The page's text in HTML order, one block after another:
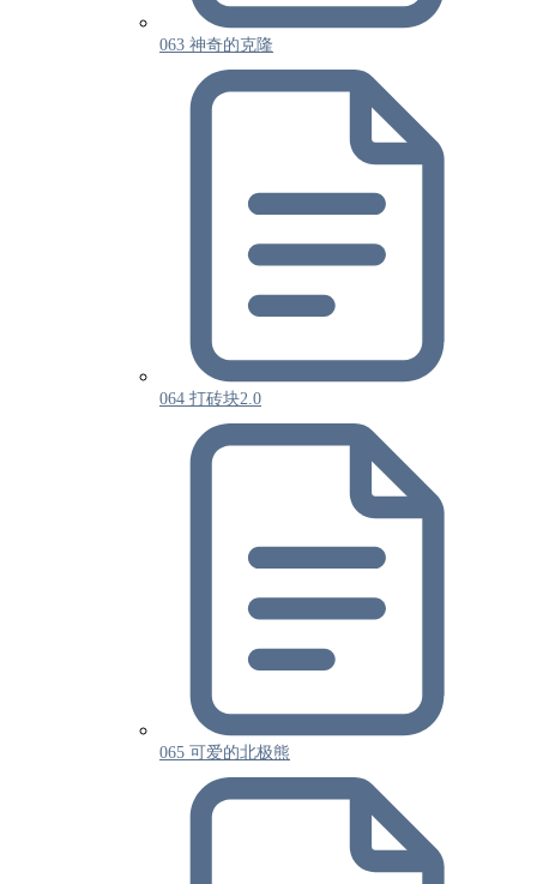
063 神奇的克隆
064 打砖块2.0
065 可爱的北极熊